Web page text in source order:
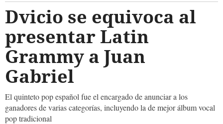
Dvicio se equivoca al
presentar Latin
Grammy a Juan
Gabriel
El quinteto pop español fue el encargado de anunciar a los
ganadores de varias categorías, incluyendo la de mejor álbum vocal
pop tradicional